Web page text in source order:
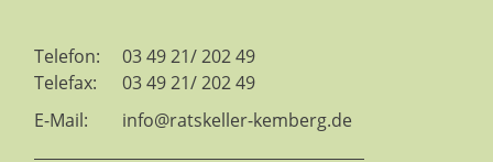
Telefon:
03 49 21/ 202 49
Telefax:
03 49 21/ 202 49
E-Mail:
info@ratskeller-kemberg.de